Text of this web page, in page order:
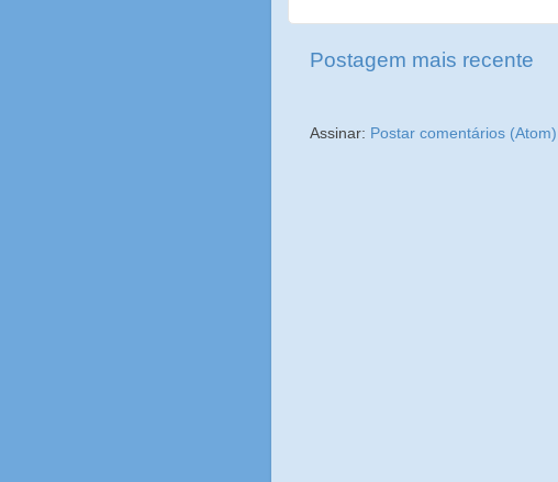
Postagem mais recente
Assinar: Postar comentários (Atom)